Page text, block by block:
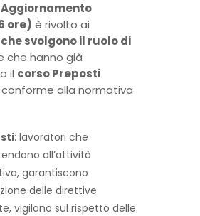
ore) è rivolto ai
svolgono il ruolo di
che hanno già
il corso Preposti
conforme alla normativa
: lavoratori che
all’attività
garantiscono
delle direttive
vigilano sul rispetto delle